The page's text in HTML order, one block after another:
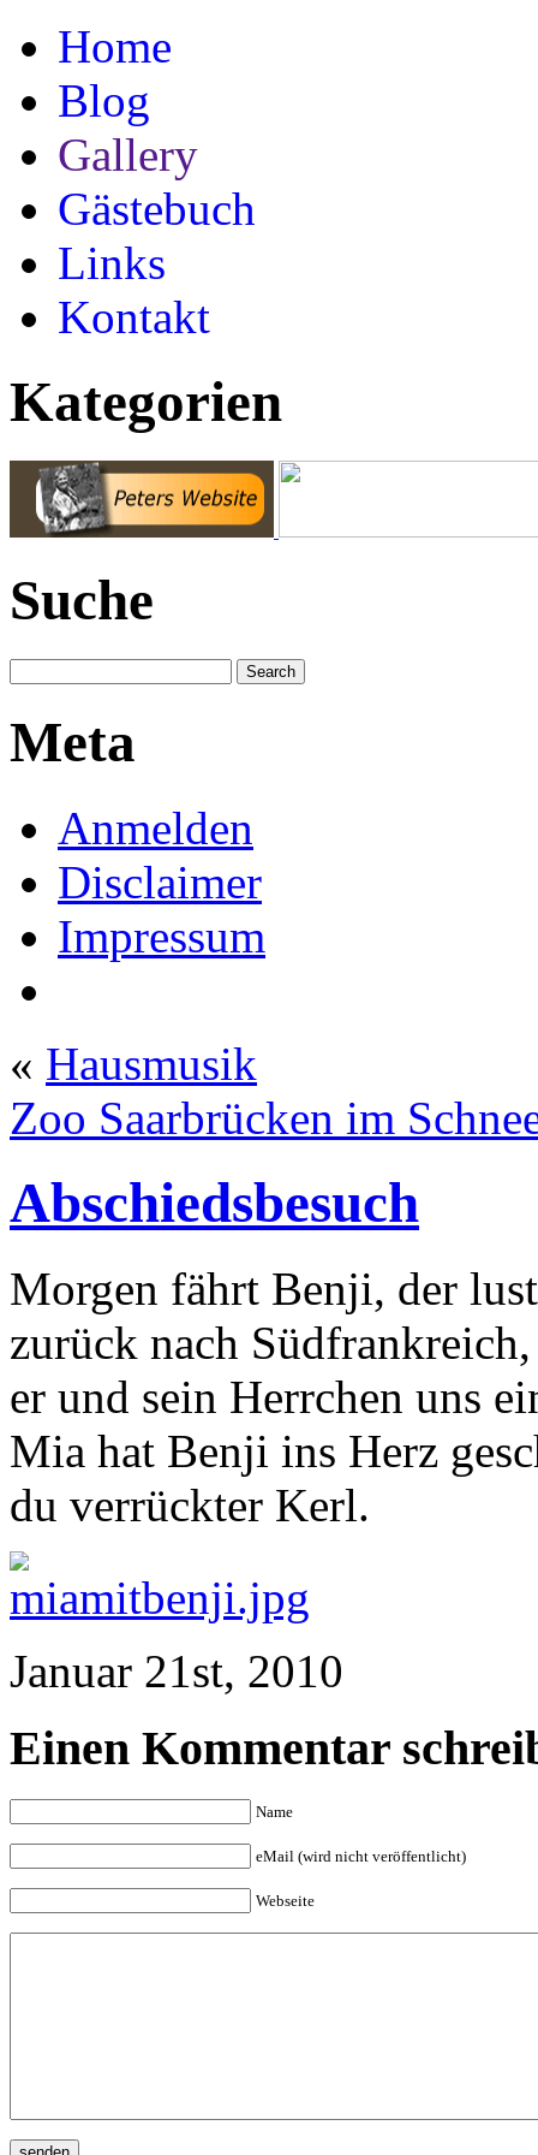
Home
Blog
Gallery
Gästebuch
Links
Kontakt
Kategorien
Suche
Meta
Anmelden
Disclaimer
Impressum
« Hausmusik
Zoo Saarbrücken im
Abschiedsbesuch
Morgen fährt Benji, der
zurück nach
er und sein Herrchen uns
Mia hat Benji ins Herz
du verrückter Kerl.
Januar 21st, 2010
Einen Kommentar
Name
eMail (wird nicht veröffentlicht)
Webseite